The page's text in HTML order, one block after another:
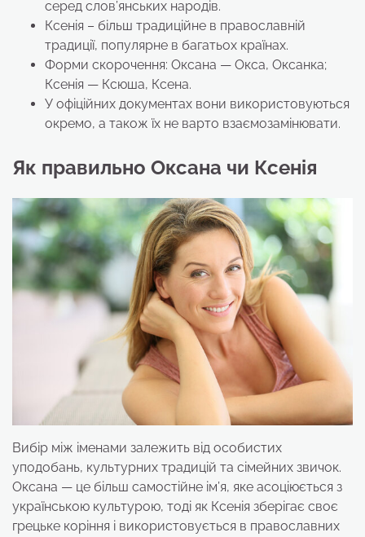
серед слов’янських народів.
Ксенія – більш традиційне в православній
традиції, популярне в багатьох країнах.
Форми скорочення: Оксана — Окса, Оксанка;
Ксенія — Ксюша, Ксена.
У офіційних документах вони використовуються
окремо, а також їх не варто взаємозамінювати.
Як правильно Оксана чи Ксенія
Вибір між іменами залежить від особистих
уподобань, культурних традицій та сімейних звичок.
Оксана — це більш самостійне ім’я, яке асоціюється з
українською культурою, тоді як Ксенія зберігає своє
грецьке коріння і використовується в православних